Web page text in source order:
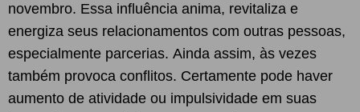
novembro. Essa influência anima, revitaliza e
energiza seus relacionamentos com outras pessoas,
especialmente parcerias. Ainda assim, às vezes
também provoca conflitos. Certamente pode haver
aumento de atividade ou impulsividade em suas